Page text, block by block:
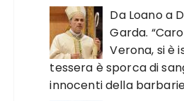
Da Loano a
Garda.
Verona, si è
tessera è sporca di
innocenti della